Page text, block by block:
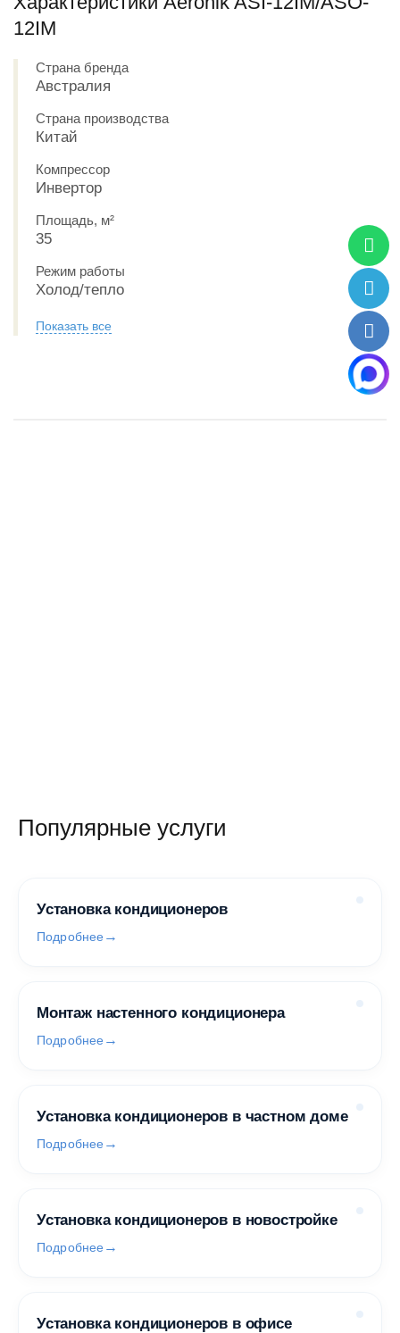
12IM
Страна бренда
Австралия
Страна производства
Китай
Компрессор
Инвертор
Площадь, м²
35
Режим работы
Холод/тепло
Показать все
Популярные услуги
Установка кондиционеров
Подробнее
Монтаж настенного кондиционера
Подробнее
Установка кондиционеров в частном доме
Подробнее
Установка кондиционеров в новостройке
Подробнее
Установка кондиционеров в офисе